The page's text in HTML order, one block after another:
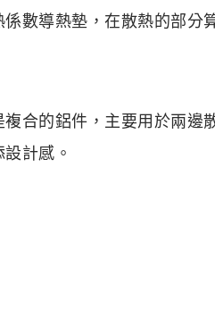
數導熱墊，在散熱的部分
合的鋁件，主要用於兩邊
計感。